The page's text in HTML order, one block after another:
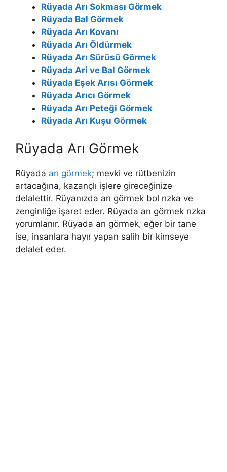
Rüyada Arı Sokması Görmek
Rüyada Bal Görmek
Rüyada Arı Kovanı
Rüyada Arı Öldürmek
Rüyada Arı Sürüsü Görmek
Rüyada Ari ve Bal Görmek
Rüyada Eşek Arısı Görmek
Rüyada Arıcı Görmek
Rüyada Arı Peteği Görmek
Rüyada Arı Kuşu Görmek
Rüyada Arı Görmek
Rüyada arı görmek; mevki ve rütbenizin
artacağına, kazançlı işlere gireceğinize
delalettir. Rüyanızda arı görmek bol rızka ve
zenginliğe işaret eder. Rüyada an görmek rızka
yorumlanır. Rüyada arı görmek, eğer bir tane
ise, insanlara hayır yapan salih bir kimseye
delalet eder.